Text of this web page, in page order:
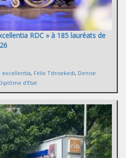
RDC » à 185 lauréats de
excellentia, Félix Tshisekedi, Denise
d’Etat